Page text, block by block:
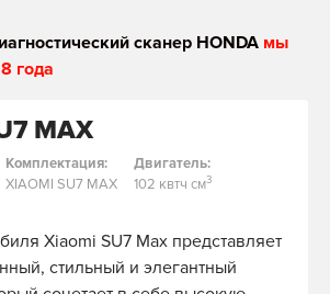
сканер HONDA мы
года
MAX
Комплектация:
XIAOMI SU7 MAX
Двигатель:
102 квтч см3
Xiaomi SU7 Max представляет
стильный и элегантный